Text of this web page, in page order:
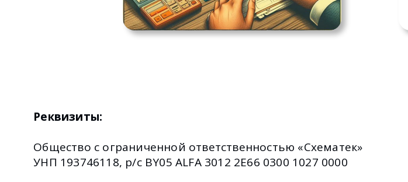
Реквизиты:
Общество с ограниченной ответственностью «Схематек»
УНП 193746118, р/с BY05 ALFA 3012 2E66 0300 1027 0000